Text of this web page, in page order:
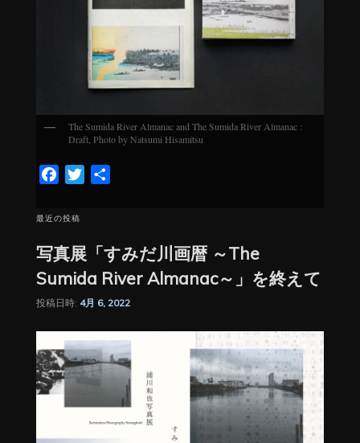
The Sumida River Almanac and The Sumida River Almanac :
Draft, Photo by Natsumi Hisamitsu
FacebookTwitter
最近の投稿
写真展「すみだ川画暦 ～The
Sumida River Almanac～」を終えて
投稿日時: 4月 6, 2022